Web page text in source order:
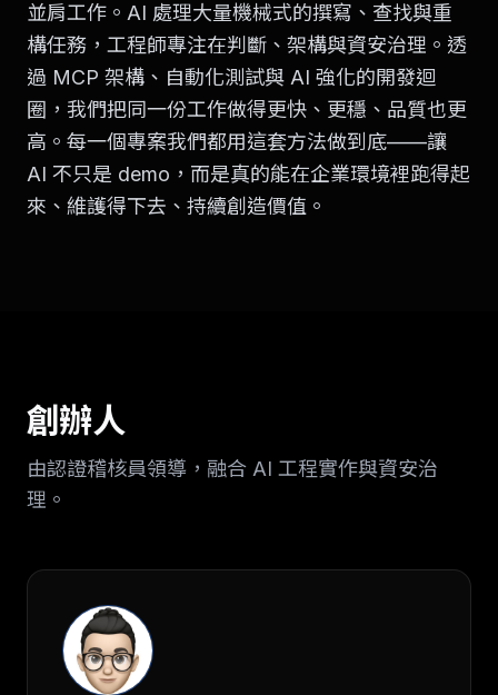
並肩工作。AI 處理大量機械式的撰寫、查找與重
構任務，工程師專注在判斷、架構與資安治理。透
過 MCP 架構、自動化測試與 AI 強化的開發迴
圈，我們把同一份工作做得更快、更穩、品質也更
高。每一個專案我們都用這套方法做到底——讓
AI 不只是 demo，而是真的能在企業環境裡跑得起
來、維護得下去、持續創造價值。
創辦人
由認證稽核員領導，融合 AI 工程實作與資安治
理。